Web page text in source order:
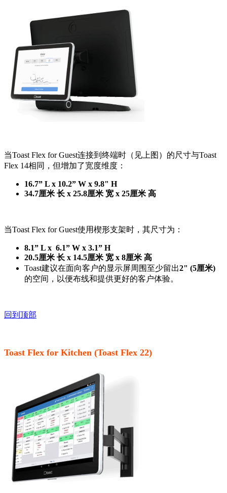
当Toast Flex for Guest连接到终端时（见上图）的尺寸与Toast
Flex 14相同，但增加了宽度维度：
16.7” L x 10.2” W x 9.8" H
34.7厘米 长 x 25.8厘米 宽 x 25厘米 高
当Toast Flex for Guest使用楔形支架时，其尺寸为：
8.1” L x 6.1” W x 3.1” H
20.5厘米 长 x 14.5厘米 宽 x 8厘米 高
Toast建议在面向客户的显示屏周围至少留出2" (5厘米)
的空间，以便布线和提供更好的客户体验。
回到顶部
Toast Flex for Kitchen (Toast Flex 22)